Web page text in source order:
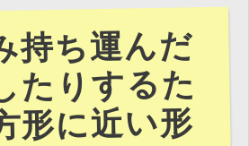
持ち運んだ
たりするた
形に近い形